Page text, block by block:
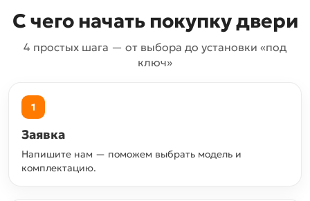
С чего начать покупку двери
4 простых шага — от выбора до установки «под
ключ»
1
Заявка
Напишите нам — поможем выбрать модель и
комплектацию.